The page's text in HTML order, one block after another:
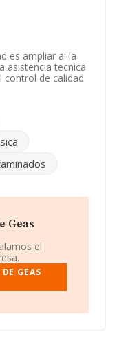
es ampliar a: la
asistencia tecnica
control de calidad
y
Limitada.
actividades
actividad en
INFORMA, el
ha estado por
los niveles
INFORMA
ha caído
del 2.881 al
empresas
S.L
como:
Geas
el
GEAS